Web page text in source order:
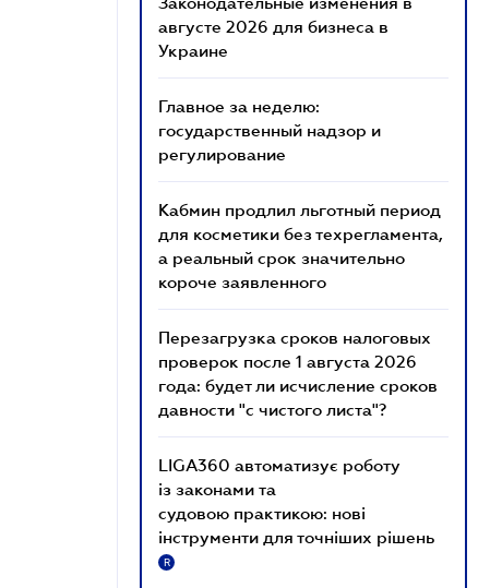
августе 2026 для бизнеса в
Украине
Главное за неделю:
государственный надзор и
регулирование
Кабмин продлил льготный период
для косметики без техрегламента,
а реальный срок значительно
короче заявленного
Перезагрузка сроков налоговых
проверок после 1 августа 2026
года: будет ли исчисление сроков
давности "с чистого листа"?
LIGA360 автоматизує роботу
із законами та
судовою практикою: нові
інструменти для точніших рішень
R